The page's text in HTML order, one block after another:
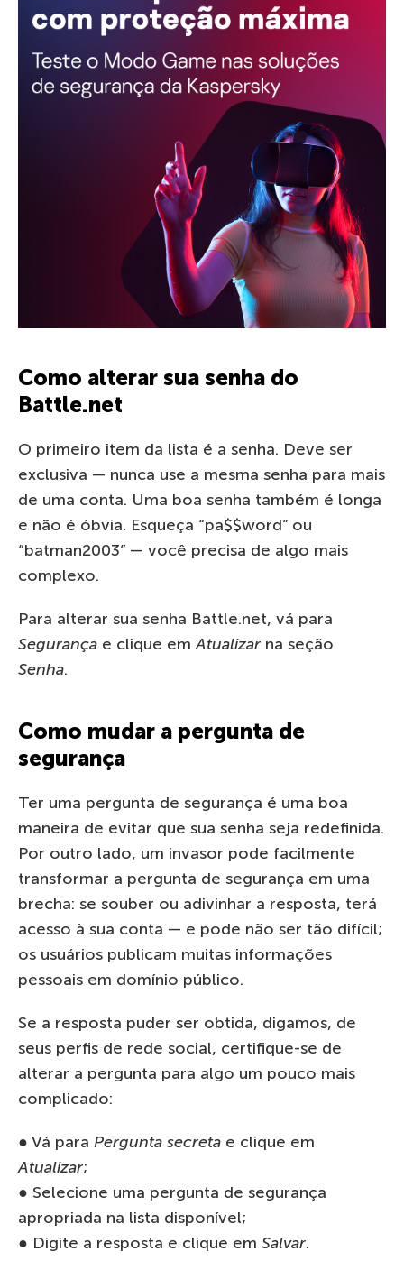
Como alterar sua senha do
Battle.net
O primeiro item da lista é a senha. Deve ser
exclusiva — nunca use a mesma senha para mais
de uma conta. Uma boa senha também é longa
e não é óbvia. Esqueça “pa$$word” ou
“batman2003” — você precisa de algo mais
complexo.
Para alterar sua senha Battle.net, vá para
Segurança e clique emAtualizar na seção
Senha.
Como mudar a pergunta de
segurança
Ter uma pergunta de segurança é uma boa
maneira de evitar que sua senha seja redefinida.
Por outro lado, um invasor pode facilmente
transformar a pergunta de segurança em uma
brecha: se souber ou adivinhar a resposta, terá
acesso à sua conta — e pode não ser tão difícil;
os usuários publicam muitas informações
pessoais em domínio público.
Se a resposta puder ser obtida, digamos, de
seus perfis de rede social, certifique-se de
alterar a pergunta para algo um pouco mais
complicado:
● Vá para Pergunta secreta e clique em
Atualizar;
● Selecione uma pergunta de segurança
apropriada na lista disponível;
● Digite a resposta e clique em Salvar.